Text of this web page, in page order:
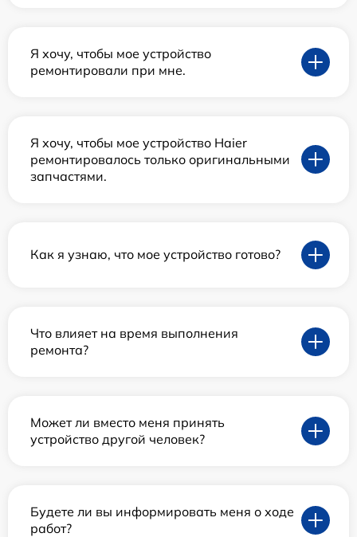
Я хочу, чтобы мое устройство
ремонтировали при мне.
Я хочу, чтобы мое устройство Haier
ремонтировалось только оригинальными
запчастями.
Как я узнаю, что мое устройство готово?
Что влияет на время выполнения
ремонта?
Может ли вместо меня принять
устройство другой человек?
Будете ли вы информировать меня о ходе
работ?